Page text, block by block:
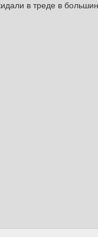
в треде в